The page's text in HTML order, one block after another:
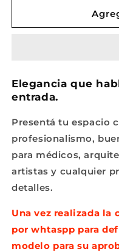
Profesional
Inoxidable
o
Negro
Placa
o
Elegancia que
entrada.
Presentá tu espacio
profesionalismo,
para médicos,
artistas y cualquier
detalles.
Una vez realizada la
por whtaspp para
modelo para su